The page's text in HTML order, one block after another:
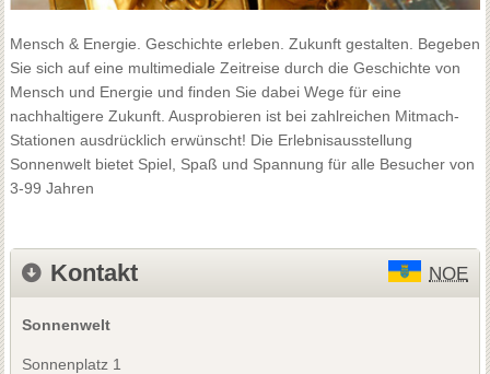
Mensch & Energie. Geschichte erleben. Zukunft gestalten. Begeben
Sie sich auf eine multimediale Zeitreise durch die Geschichte von
Mensch und Energie und finden Sie dabei Wege für eine
nachhaltigere Zukunft. Ausprobieren ist bei zahlreichen Mitmach-
Stationen ausdrücklich erwünscht! Die Erlebnisausstellung
Sonnenwelt bietet Spiel, Spaß und Spannung für alle Besucher von
3-99 Jahren
Kontakt NOE
Sonnenwelt
Sonnenplatz 1